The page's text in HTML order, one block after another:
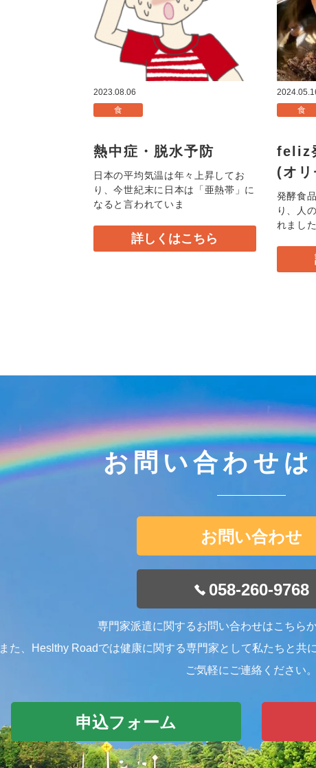
2023.08.06
食
熱中症・脱水予防
日本の平均気温は年々上昇してお
り、今世紀末に日本は「亜熱帯」に
なると言われていま
詳しくはこちら
食
feliz
(オ
発酵食
り、人
れまし
お問い合わせ
お問い合わせ
058-260-9768
専門家派遣に関するお問い合わせはこちら
また、Heslthy Roadでは健康に関する専門家として私たちと共
ご気軽にご連絡ください。
申込フォーム